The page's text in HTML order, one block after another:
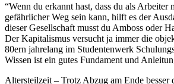
“Wenn du erkannt hast, dass du als
gefährlicher Weg sein kann, hilft es der
dieser Gesellschaft musst du Amboss oder
Der Kapitalismus versucht ja immer die
80ern jahrelang im Studentenwerk
Wissen ist ein gutes Fundament und
Altersteilzeit – Trotz Abzug am Ende besser